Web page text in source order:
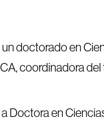
doctorado en
coordinadora
Doctora en